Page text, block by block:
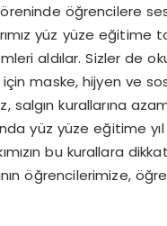
öğrencilere
yüz yüze eğitime
aldılar. Sizler de
maske, hijyen ve
salgın kurallarına
yüz yüze eğitime
bu kurallara
öğrencilerimize,